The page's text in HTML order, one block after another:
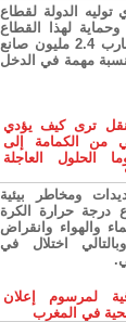
الدولة لقطاع
لهذا القطاع
الذي يشغل ما يقارب 2.4 مليون صانع
مهمة في الدخل
ترى كيف يؤدي
من الكمامة إلى
الحلول العاجلة
ومخاطر بيئية
درجة حرارة الكرة
والهواء وانقراض
اختلال في
لمرسوم إعلان
في المغرب